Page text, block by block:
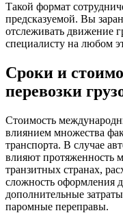
Такой формат
предсказуемой. Вы
отслеживать движение
специалисту на любом
Сроки и
перевозки
Стоимость
влиянием множества
транспорта. В случае
влияют протяженность
транзитных странах,
сложность оформления
дополнительные
паромные переправы.